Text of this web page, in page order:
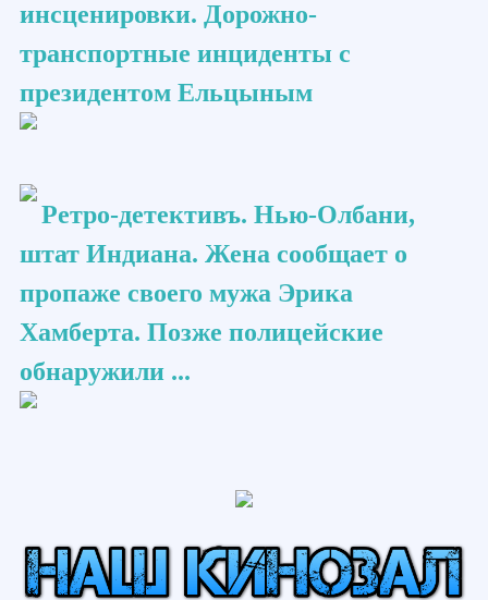
инсценировки. Дорожно-
транспортные инциденты с
президентом Ельцыным
Ретро-детективъ. Нью-Олбани,
штат Индиана. Жена сообщает о
пропаже своего мужа Эрика
Хамберта. Позже полицейские
обнаружили ...